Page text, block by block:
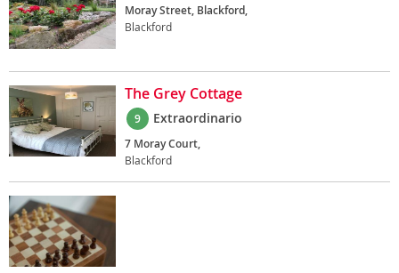
Moray Street, Blackford,
Blackford
The Grey Cottage
9 Extraordinario
7 Moray Court,
Blackford